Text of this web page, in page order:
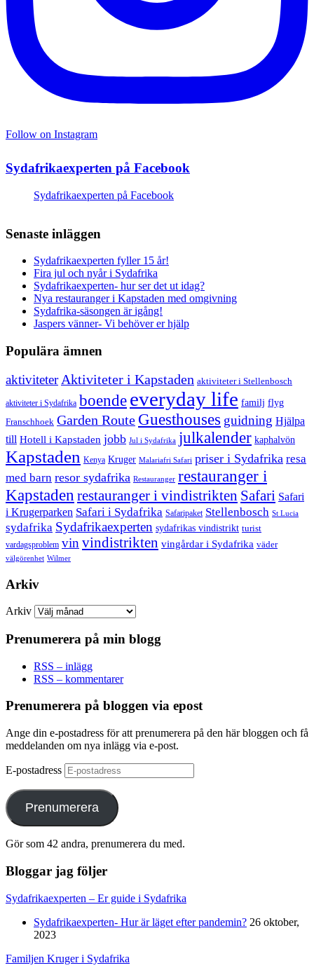
Follow on Instagram
Sydafrikaexperten på Facebook
Sydafrikaexperten på Facebook
Senaste inläggen
Sydafrikaexperten fyller 15 år!
Fira jul och nyår i Sydafrika
Sydafrikaexperten- hur ser det ut idag?
Nya restauranger i Kapstaden med omgivning
Sydafrika-säsongen är igång!
Jaspers vänner- Vi behöver er hjälp
Populära ämnen
aktiviteter Aktiviteter i Kapstaden aktiviteter i Stellenbosch
aktiviteter i Sydafrika boende everyday life familj flyg
Franschhoek Garden Route Guesthouses guidning Hjälpa
till Hotell i Kapstaden jobb Jul i Sydafrika julkalender kaphalvön
Kapstaden Kenya Kruger Malariafri Safari priser i Sydafrika resa
med barn resor sydafrika Restauranger restauranger i
Kapstaden restauranger i vindistrikten Safari Safari
i Krugerparken Safari i Sydafrika Safaripaket Stellenbosch St Lucia
sydafrika Sydafrikaexperten sydafrikas vindistrikt turist
vardagsproblem vin vindistrikten vingårdar i Sydafrika väder
välgörenhet Wilmer
Arkiv
Arkiv
Prenumerera på min blogg
RSS – inlägg
RSS – kommentarer
Prenumerera på bloggen via epost
Ange din e-postadress för att prenumerera på den här bloggen och få
meddelanden om nya inlägg via e-post.
E-postadress
Prenumerera
Gör som 42 andra, prenumerera du med.
Bloggar jag följer
Sydafrikaexperten – Er guide i Sydafrika
Sydafrikaexperten- Hur är läget efter pandemin? 26 oktober,
2023
Familjen Kruger i Sydafrika